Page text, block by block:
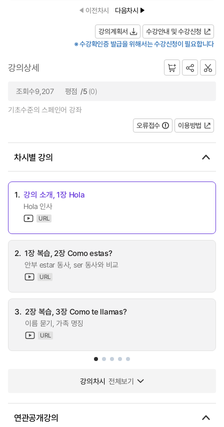
이전차시 다음차시
강의계획서
수강안내 및 수강신청
※ 수강확인증 발급을 위해서는 수강신청이 필요합니다
강의상세
조회수9,207 평점 /5 (0)
기초수준의 스페인어 강좌
오류접수
이용방법
차시별 강의
1. 강의 소개, 1장 Hola
Hola 인사
URL
2. 1장 복습, 2장 Como estas?
안부 estar 동사, ser 동사와 비교
URL
3. 2장 복습, 3장 Como te llamas?
이름 묻기, 가족 명징
URL
강의차시 전체보기
연관공개강의